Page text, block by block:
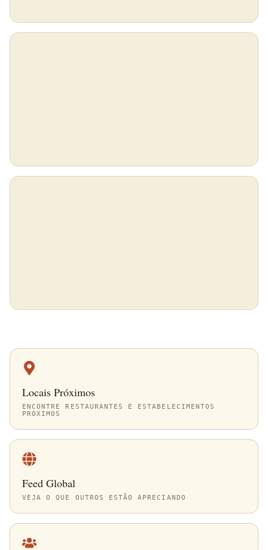
Locais Próximos
ENCONTRE RESTAURANTES E ESTABELECIMENTOS
PRÓXIMOS
Feed Global
VEJA O QUE OUTROS ESTÃO APRECIANDO